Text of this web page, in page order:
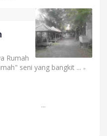
Rumah
seni yang bangkit ... »
...